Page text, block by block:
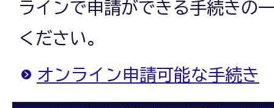
ラインで申請ができる手続きの
ください。
オンライン申請可能な手続き